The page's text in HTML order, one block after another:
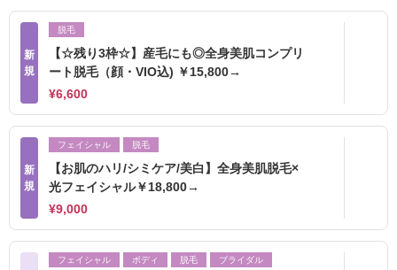
新
規
脱毛
【☆残り3枠☆】産毛にも◎全身美肌コンプリ
ート脱毛（顔・VIO込) ￥15,800→
¥6,600
新
規
フェイシャル 脱毛
【お肌のハリ/シミケア/美白】全身美肌脱毛×
光フェイシャル￥18,800→
¥9,000
フェイシャル ボディ 脱毛 ブライダル